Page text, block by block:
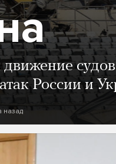
России и
назад